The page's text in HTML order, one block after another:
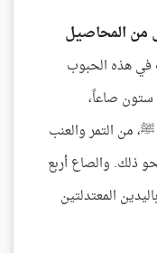
من المحاصيل
هذه الحبوب
صاعاً،
من التمر والعنب
ذلك. والصاع أربع
المعتدلتين